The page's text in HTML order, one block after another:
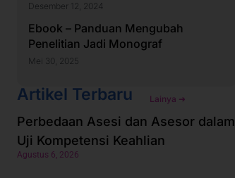
Desember 12, 2024
Ebook – Panduan Mengubah
Penelitian Jadi Monograf
Mei 30, 2025
Artikel Terbaru Lainya ➜
Perbedaan Asesi dan Asesor dalam
Uji Kompetensi Keahlian
Agustus 6, 2026